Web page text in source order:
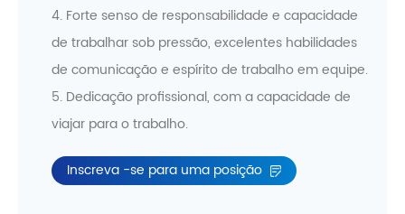
4. Forte senso de responsabilidade e capacidade
de trabalhar sob pressão, excelentes habilidades
de comunicação e espírito de trabalho em equipe.
5. Dedicação profissional, com a capacidade de
viajar para o trabalho.
Inscreva -se para uma posição